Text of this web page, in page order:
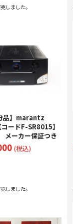
しました。
品】marantz
ードF-SR8015】
ーカー保証つき
(税込)
しました。